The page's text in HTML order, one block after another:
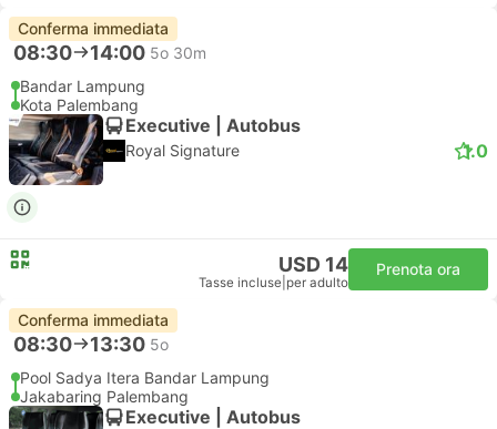
Conferma immediata
08:30 14:00 5o 30m
Bandar Lampung
Kota Palembang
Executive | Autobus
Royal Signature 1.0
USD 14
Tasse incluse per adulto
Prenota ora
Conferma immediata
08:30 13:30 5o
Pool Sadya Itera Bandar Lampung
Jakabaring Palembang
Executive | Autobus